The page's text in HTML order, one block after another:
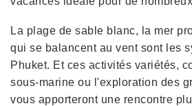
La plage de sable blanc, la mer
qui se balancent au vent sont les
Phuket. Et ces activités variétés,
sous-marine ou l'exploration des
vous apporteront une rencontre